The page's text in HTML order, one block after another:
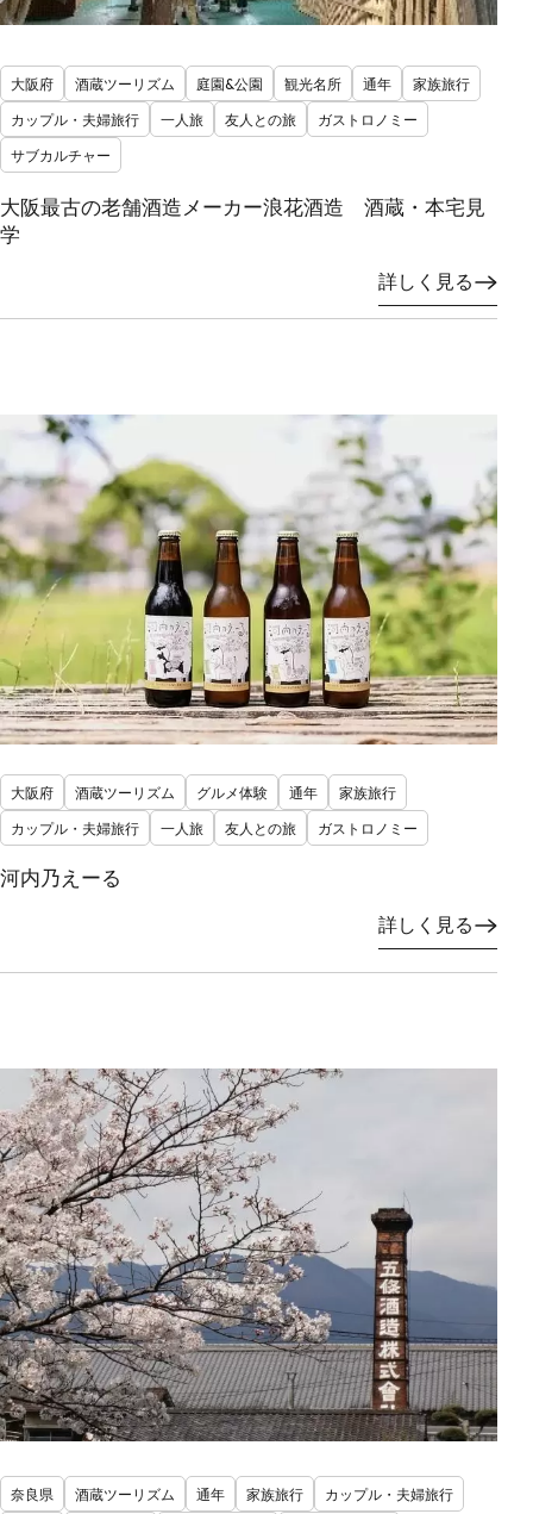
大阪府 酒蔵ツーリズム 庭園&公園 観光名所 通年
家族旅行
カップル・夫婦旅行
一人旅 友人との旅
ガストロノミー
サブカルチャー
大阪最古の老舗酒造メーカー浪花酒造 酒蔵・本宅見
学
詳しく見る
大阪府 酒蔵ツーリズム グルメ体験 通年
家族旅行
カップル・夫婦旅行
一人旅 友人との旅 ガストロノミー
河内乃えーる
詳しく見る
奈良県 酒蔵ツーリズム 通年 家族旅行 カップル・夫婦旅行